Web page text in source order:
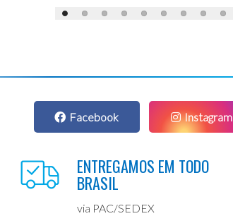
Facebook Instagram
ENTREGAMOS EM TODO
BRASIL
via PAC/SEDEX